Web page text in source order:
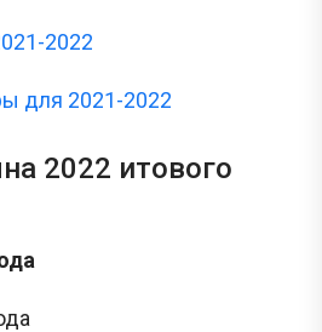
2022
для 2021-2022
2022 итового